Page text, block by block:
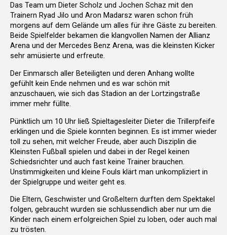
Das Team um Dieter Scholz und Jochen Schaz mit den
Trainern Ryad Jilo und Aron Madarsz waren schon früh
morgens auf dem Gelände um alles für ihre Gäste zu bereiten.
Beide Spielfelder bekamen die klangvollen Namen der Allianz
Arena und der Mercedes Benz Arena, was die kleinsten Kicker
sehr amüsierte und erfreute.
Der Einmarsch aller Beteiligten und deren Anhang wollte
gefühlt kein Ende nehmen und es war schön mit
anzuschauen, wie sich das Stadion an der Lortzingstraße
immer mehr füllte.
Pünktlich um 10 Uhr ließ Spieltagesleiter Dieter die Trillerpfeife
erklingen und die Spiele konnten beginnen. Es ist immer wieder
toll zu sehen, mit welcher Freude, aber auch Disziplin die
Kleinsten Fußball spielen und dabei in der Regel keinen
Schiedsrichter und auch fast keine Trainer brauchen.
Unstimmigkeiten und kleine Fouls klärt man unkompliziert in
der Spielgruppe und weiter geht es.
Die Eltern, Geschwister und Großeltern durften dem Spektakel
folgen, gebraucht wurden sie schlussendlich aber nur um die
Kinder nach einem erfolgreichen Spiel zu loben, oder auch mal
zu trösten.